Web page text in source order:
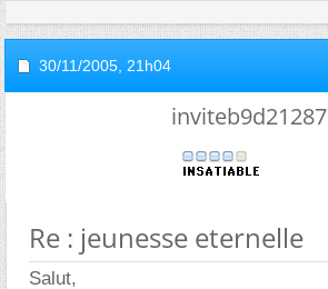
30/11/2005, 21h04
inviteb9d21287
Re : jeunesse eternelle
Salut,